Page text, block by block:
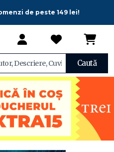
de peste 149 lei!
Caută